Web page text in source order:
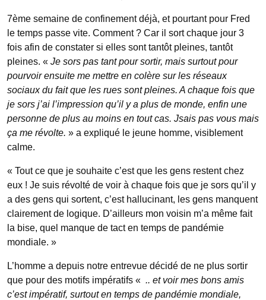
7ème semaine de confinement déjà, et pourtant pour Fred
le temps passe vite. Comment ? Car il sort chaque jour 3
fois afin de constater si elles sont tantôt pleines, tantôt
pleines. « Je sors pas tant pour sortir, mais surtout pour
pourvoir ensuite me mettre en colère sur les réseaux
sociaux du fait que les rues sont pleines. A chaque fois que
je sors j’ai l’impression qu’il y a plus de monde, enfin une
personne de plus au moins en tout cas. Jsais pas vous mais
ça me révolte. » a expliqué le jeune homme, visiblement
calme.
« Tout ce que je souhaite c’est que les gens restent chez
eux ! Je suis révolté de voir à chaque fois que je sors qu’il y
a des gens qui sortent, c’est hallucinant, les gens manquent
clairement de logique. D’ailleurs mon voisin m’a même fait
la bise, quel manque de tact en temps de pandémie
mondiale. »
L’homme a depuis notre entrevue décidé de ne plus sortir
que pour des motifs impératifs « .. et voir mes bons amis
c’est impératif, surtout en temps de pandémie mondiale,